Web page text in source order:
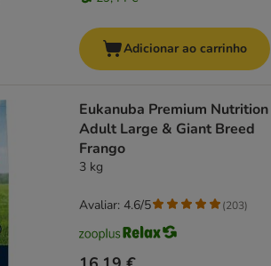
Adicionar ao carrinho
Eukanuba Premium Nutrition
Adult Large & Giant Breed
Frango
3 kg
Avaliar: 4.6/5 (203)